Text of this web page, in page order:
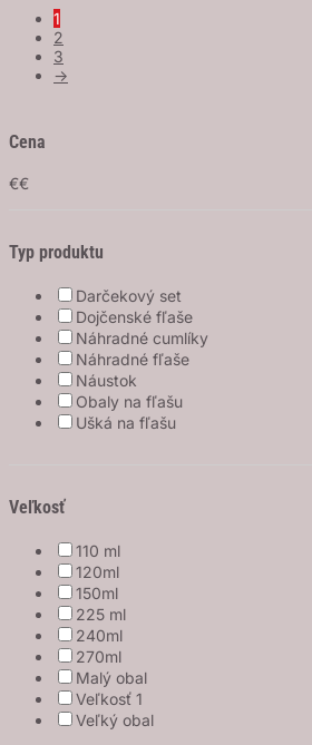
1
2
3
→
Cena
€€
Typ produktu
Darčekový set
Dojčenské fľaše
Náhradné cumlíky
Náhradné fľaše
Náustok
Obaly na fľašu
Ušká na fľašu
Veľkosť
110 ml
120ml
150ml
225 ml
240ml
270ml
Malý obal
Veľkosť 1
Veľký obal